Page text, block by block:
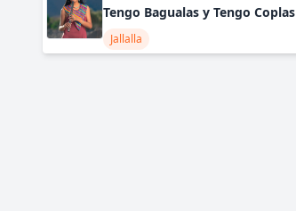
Tengo Bagualas y Tengo Coplas
Jallalla